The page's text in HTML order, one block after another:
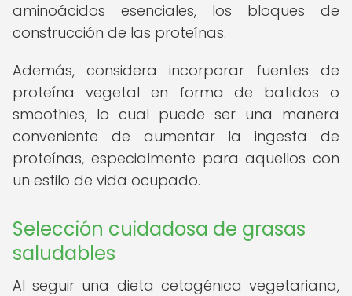
aminoácidos esenciales, los bloques de
construcción de las proteínas.
Además, considera incorporar fuentes de
proteína vegetal en forma de batidos o
smoothies, lo cual puede ser una manera
conveniente de aumentar la ingesta de
proteínas, especialmente para aquellos con
un estilo de vida ocupado.
Selección cuidadosa de grasas
saludables
Al seguir una dieta cetogénica vegetariana,